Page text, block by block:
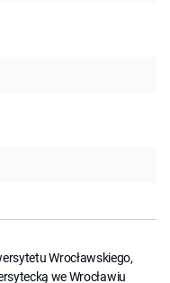
Wrocławskiego,
we Wrocławiu